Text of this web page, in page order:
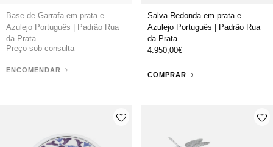
Base de Garrafa em prata e
Azulejo Português | Padrão Rua
da Prata
Preço sob consulta
ENCOMENDAR
Salva Redonda em prata e
Azulejo Português | Padrão Rua
da Prata
4.950,00€
COMPRAR